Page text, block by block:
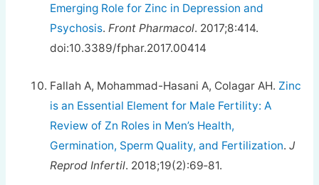
Emerging Role for Zinc in Depression and
Psychosis.Front Pharmacol. 2017;8:414.
doi:10.3389/fphar.2017.00414
Fallah A, Mohammad-Hasani A, Colagar AH. Zinc
is an Essential Element for Male Fertility: A
Review of Zn Roles in Men’s Health,
Germination, Sperm Quality, and Fertilization.J
Reprod Infertil. 2018;19(2):69‐81.